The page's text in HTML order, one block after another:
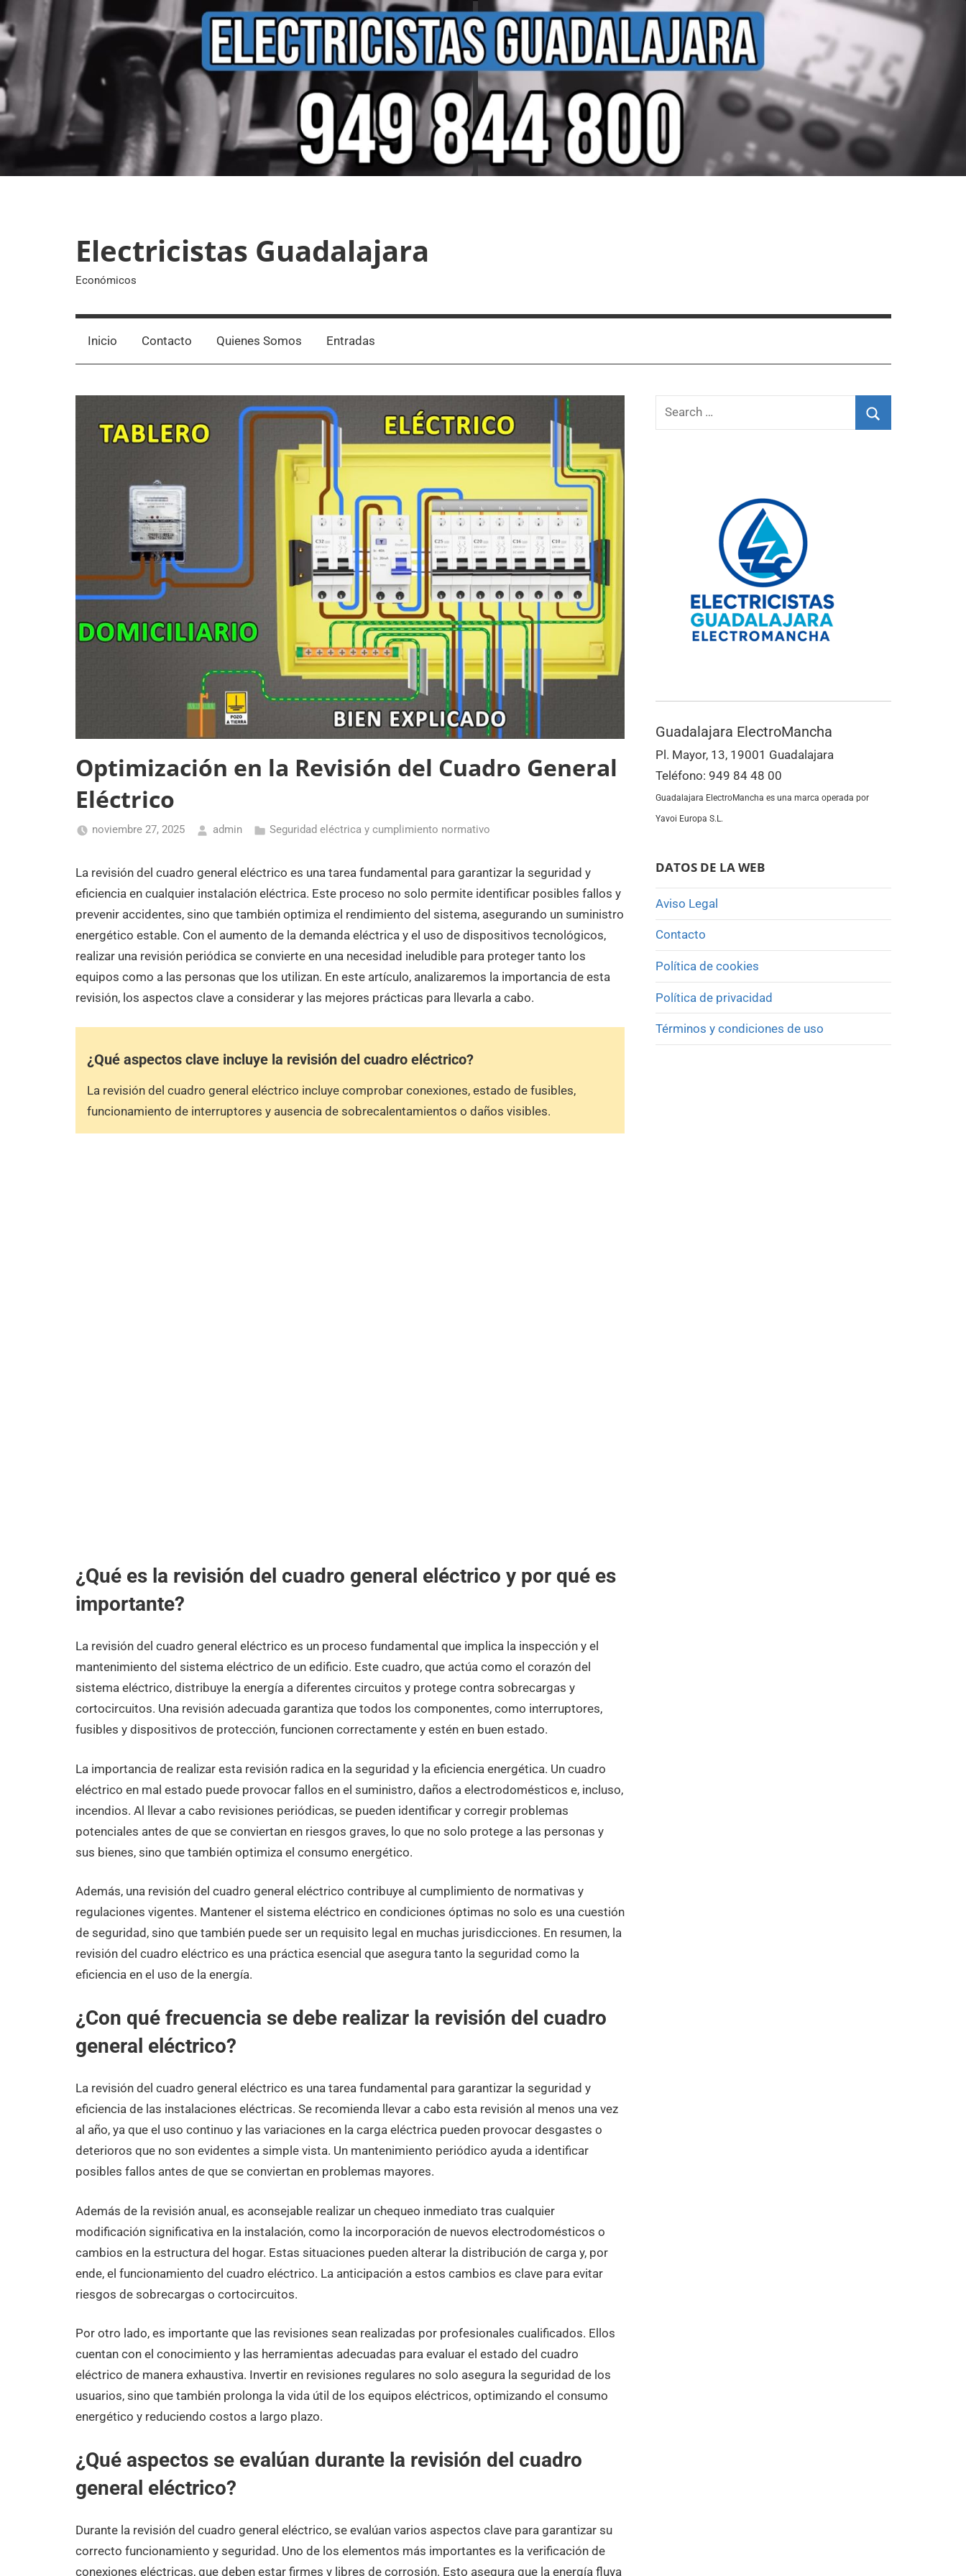
Skip
to
content
Electricistas Guadalajara
Económicos
Inicio Contacto Quienes Somos Entradas
Optimización en la Revisión del Cuadro General
Eléctrico
noviembre 27, 2025 admin Seguridad eléctrica y cumplimiento normativo
La revisión del cuadro general eléctrico es una tarea fundamental para garantizar la seguridad y
eficiencia en cualquier instalación eléctrica. Este proceso no solo permite identificar posibles fallos y
prevenir accidentes, sino que también optimiza el rendimiento del sistema, asegurando un suministro
energético estable. Con el aumento de la demanda eléctrica y el uso de dispositivos tecnológicos,
realizar una revisión periódica se convierte en una necesidad ineludible para proteger tanto los
equipos como a las personas que los utilizan. En este artículo, analizaremos la importancia de esta
revisión, los aspectos clave a considerar y las mejores prácticas para llevarla a cabo.
¿Qué aspectos clave incluye la revisión del cuadro eléctrico?
La revisión del cuadro general eléctrico incluye comprobar conexiones, estado de fusibles,
funcionamiento de interruptores y ausencia de sobrecalentamientos o daños visibles.
¿Qué es la revisión del cuadro general eléctrico y por qué es
importante?
La revisión del cuadro general eléctrico es un proceso fundamental que implica la inspección y el
mantenimiento del sistema eléctrico de un edificio. Este cuadro, que actúa como el corazón del
sistema eléctrico, distribuye la energía a diferentes circuitos y protege contra sobrecargas y
cortocircuitos. Una revisión adecuada garantiza que todos los componentes, como interruptores,
fusibles y dispositivos de protección, funcionen correctamente y estén en buen estado.
La importancia de realizar esta revisión radica en la seguridad y la eficiencia energética. Un cuadro
eléctrico en mal estado puede provocar fallos en el suministro, daños a electrodomésticos e, incluso,
incendios. Al llevar a cabo revisiones periódicas, se pueden identificar y corregir problemas
potenciales antes de que se conviertan en riesgos graves, lo que no solo protege a las personas y
sus bienes, sino que también optimiza el consumo energético.
Además, una revisión del cuadro general eléctrico contribuye al cumplimiento de normativas y
regulaciones vigentes. Mantener el sistema eléctrico en condiciones óptimas no solo es una cuestión
de seguridad, sino que también puede ser un requisito legal en muchas jurisdicciones. En resumen, la
revisión del cuadro eléctrico es una práctica esencial que asegura tanto la seguridad como la
eficiencia en el uso de la energía.
¿Con qué frecuencia se debe realizar la revisión del cuadro
general eléctrico?
La revisión del cuadro general eléctrico es una tarea fundamental para garantizar la seguridad y
eficiencia de las instalaciones eléctricas. Se recomienda llevar a cabo esta revisión al menos una vez
al año, ya que el uso continuo y las variaciones en la carga eléctrica pueden provocar desgastes o
deterioros que no son evidentes a simple vista. Un mantenimiento periódico ayuda a identificar
posibles fallos antes de que se conviertan en problemas mayores.
Además de la revisión anual, es aconsejable realizar un chequeo inmediato tras cualquier
modificación significativa en la instalación, como la incorporación de nuevos electrodomésticos o
cambios en la estructura del hogar. Estas situaciones pueden alterar la distribución de carga y, por
ende, el funcionamiento del cuadro eléctrico. La anticipación a estos cambios es clave para evitar
riesgos de sobrecargas o cortocircuitos.
Por otro lado, es importante que las revisiones sean realizadas por profesionales cualificados. Ellos
cuentan con el conocimiento y las herramientas adecuadas para evaluar el estado del cuadro
eléctrico de manera exhaustiva. Invertir en revisiones regulares no solo asegura la seguridad de los
usuarios, sino que también prolonga la vida útil de los equipos eléctricos, optimizando el consumo
energético y reduciendo costos a largo plazo.
¿Qué aspectos se evalúan durante la revisión del cuadro
general eléctrico?
Durante la revisión del cuadro general eléctrico, se evalúan varios aspectos clave para garantizar su
correcto funcionamiento y seguridad. Uno de los elementos más importantes es la verificación de
conexiones eléctricas, que deben estar firmes y libres de corrosión. Esto asegura que la energía fluya
Search
Guadalajara ElectroMancha
Pl. Mayor, 13, 19001 Guadalajara
Teléfono: 949 84 48 00
Guadalajara ElectroMancha es una marca operada por
Yavoi Europa S.L.
DATOS DE LA WEB
Aviso Legal
Contacto
Política de cookies
Política de privacidad
Términos y condiciones de uso